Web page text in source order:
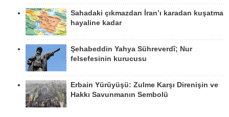
Sahadaki çıkmazdan İran’ı karadan kuşatma
hayaline kadar
Şehabeddin Yahya Sühreverdî; Nur
felsefesinin kurucusu
Erbain Yürüyüşü: Zulme Karşı Direnişin ve
Hakkı Savunmanın Sembolü